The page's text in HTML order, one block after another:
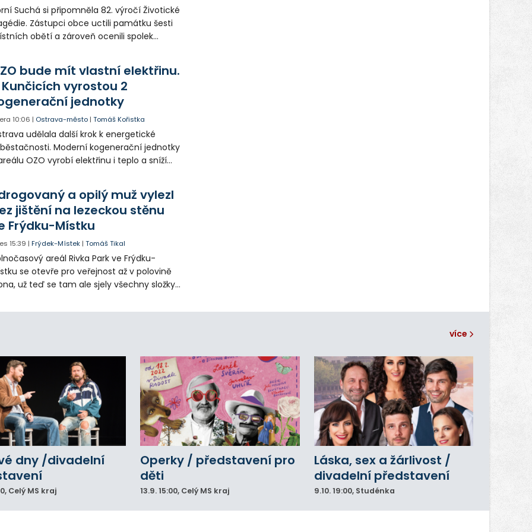
Suchá si připomněla 82. výročí Životické
Zástupci obce uctili památku šesti
obětí a zároveň ocenili spolek
bude mít vlastní elektřinu.
Kunčicích vyrostou 2
jednotky
10:06 | Ostrava-město |Tomáš Kořistka
udělala další krok k energetické
Moderní kogenerační jednotky
OZO vyrobí elektřinu i teplo a sníží
přímo v Kunčicích.
a opilý muž vylezl
jištění na lezeckou stěnu
Frýdku-Místku
15:39 |Frýdek-Místek |Tomáš Tikal
areál Rivka Park ve Frýdku-
se otevře pro veřejnost až v polovině
už teď se tam ale sjely všechny složky
opilého muže pod vlivem drog do
více
dny /divadelní
, Celý MS kraj
Operky / představení pro
děti
13.9.15:00, Celý MS kraj
Láska, sex a žárlivost /
divadelní představení
9.10. 19:00, Studénka